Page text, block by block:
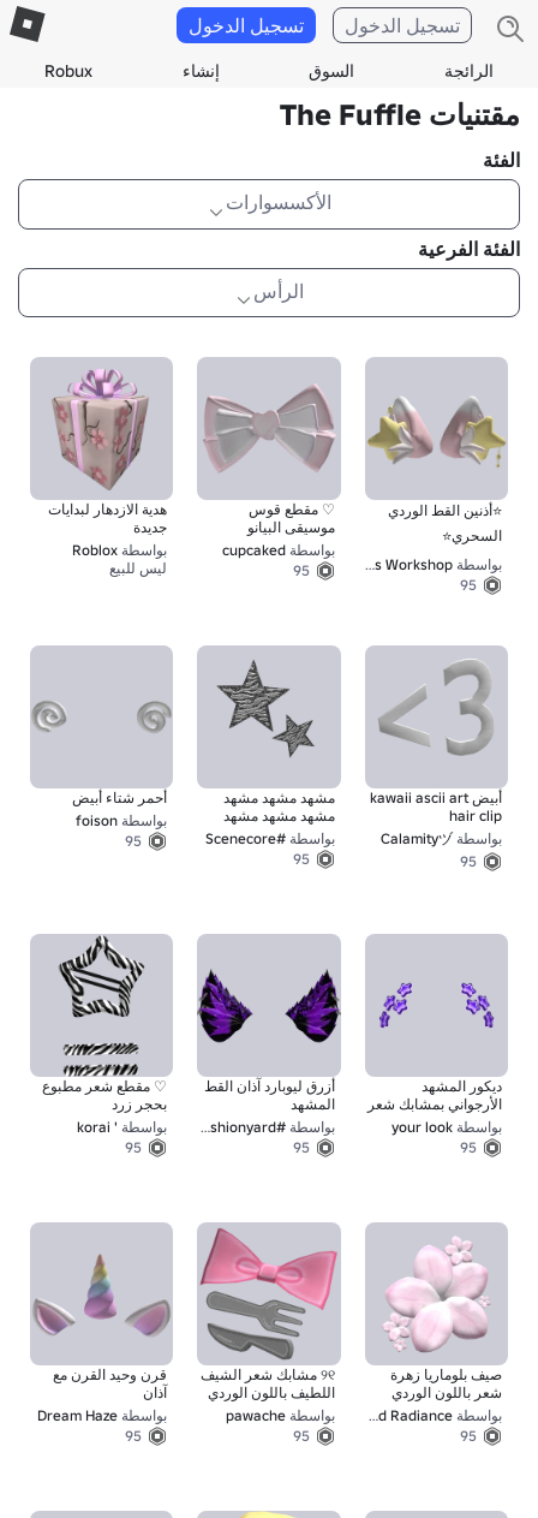
الرائجة السوق إنشاء Robux
تسجيل الدخول تسجيل الدخول
مقتنيات The Fuffle
الفئة
الأكسسوارات
الفئة الفرعية
الرأس
هدية الازدهار لبدايات
جديدة
بواسطة Roblox
ليس للبيع
♡ مقطع قوس
موسيقى البيانو
السحري (وردي فاتح)
بواسطة cupcaked
95
⭐أذنين القط الوردي
السحري⭐
بواسطة Alphys Workshop
95
أحمر شتاء أبيض
بواسطة foison
95
مشهد مشهد مشهد
مشهد مشهد مشهد
مشهد مشهد مشهد
مشهد مشهد مشهد
مشهد مشهد مشهد
بواسطة #Scenecore
95
أبيض kawaii ascii art
hair clip
بواسطة Calamityヅ
95
♡ مقطع شعر مطبوع
بحجر زرد
بواسطة ' korai
95
أزرق ليوبارد آذان القط
المشهد
بواسطة #fashionyard
95
ديكور المشهد
الأرجواني بمشابك شعر
النجوم في هاراجوكو.
بواسطة your look
95
قرن وحيد القرن مع
آذان
بواسطة Dream Haze
95
୨୧ مشابك شعر الشيف
اللطيف باللون الوردي
بواسطة pawache
95
صيف بلوماريا زهرة
شعر باللون الوردي
بواسطة Enchanted Radiance
95